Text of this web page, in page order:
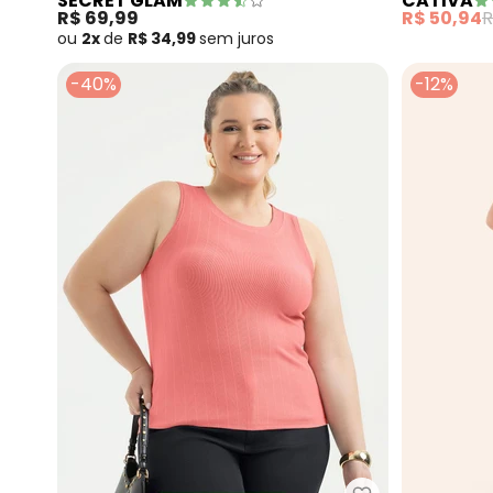
R$ 69,99
ou 2xde R$ 34,99sem juros
R$ 50,94
-40% -12%